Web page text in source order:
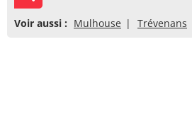
Voir aussi : Mulhouse Trévenans